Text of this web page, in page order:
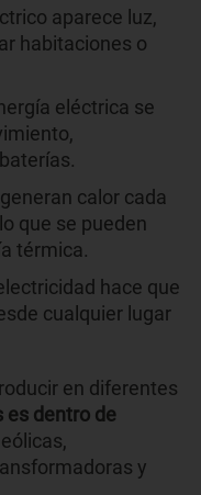
aparece luz,
habitaciones o
eléctrica se
calor cada
que se pueden
térmica.
hace que
cualquier lugar
en diferentes
es dentro de
y